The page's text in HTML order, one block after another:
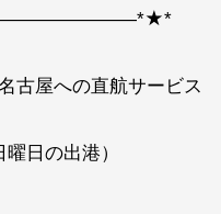
古屋への直航サービス
日の出港）